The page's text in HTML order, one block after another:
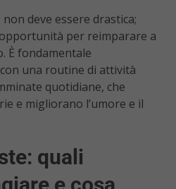
non deve essere drastica;
per reimparare a
È fondamentale
una routine di attività
quotidiane, che
e migliorano l’umore e il
quali